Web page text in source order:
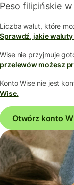
Peso filipińskie
Liczba walut, które
Sprawdź, jakie
Wise nie przyjmuje
przelewów możesz
Konto Wise nie jest
Wise.
Otwórz konto